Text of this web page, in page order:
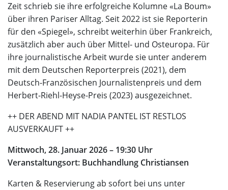
Zeit schrieb sie ihre erfolgreiche Kolumne «La Boum»
über ihren Pariser Alltag. Seit 2022 ist sie Reporterin
für den «Spiegel», schreibt weiterhin über Frankreich,
zusätzlich aber auch über Mittel- und Osteuropa. Für
ihre journalistische Arbeit wurde sie unter anderem
mit dem Deutschen Reporterpreis (2021), dem
Deutsch-Französischen Journalistenpreis und dem
Herbert-Riehl-Heyse-Preis (2023) ausgezeichnet.
++ DER ABEND MIT NADIA PANTEL IST RESTLOS
AUSVERKAUFT ++
Mittwoch, 28. Januar 2026 – 19:30 Uhr
Veranstaltungsort: Buchhandlung Christiansen
Karten & Reservierung ab sofort bei uns unter